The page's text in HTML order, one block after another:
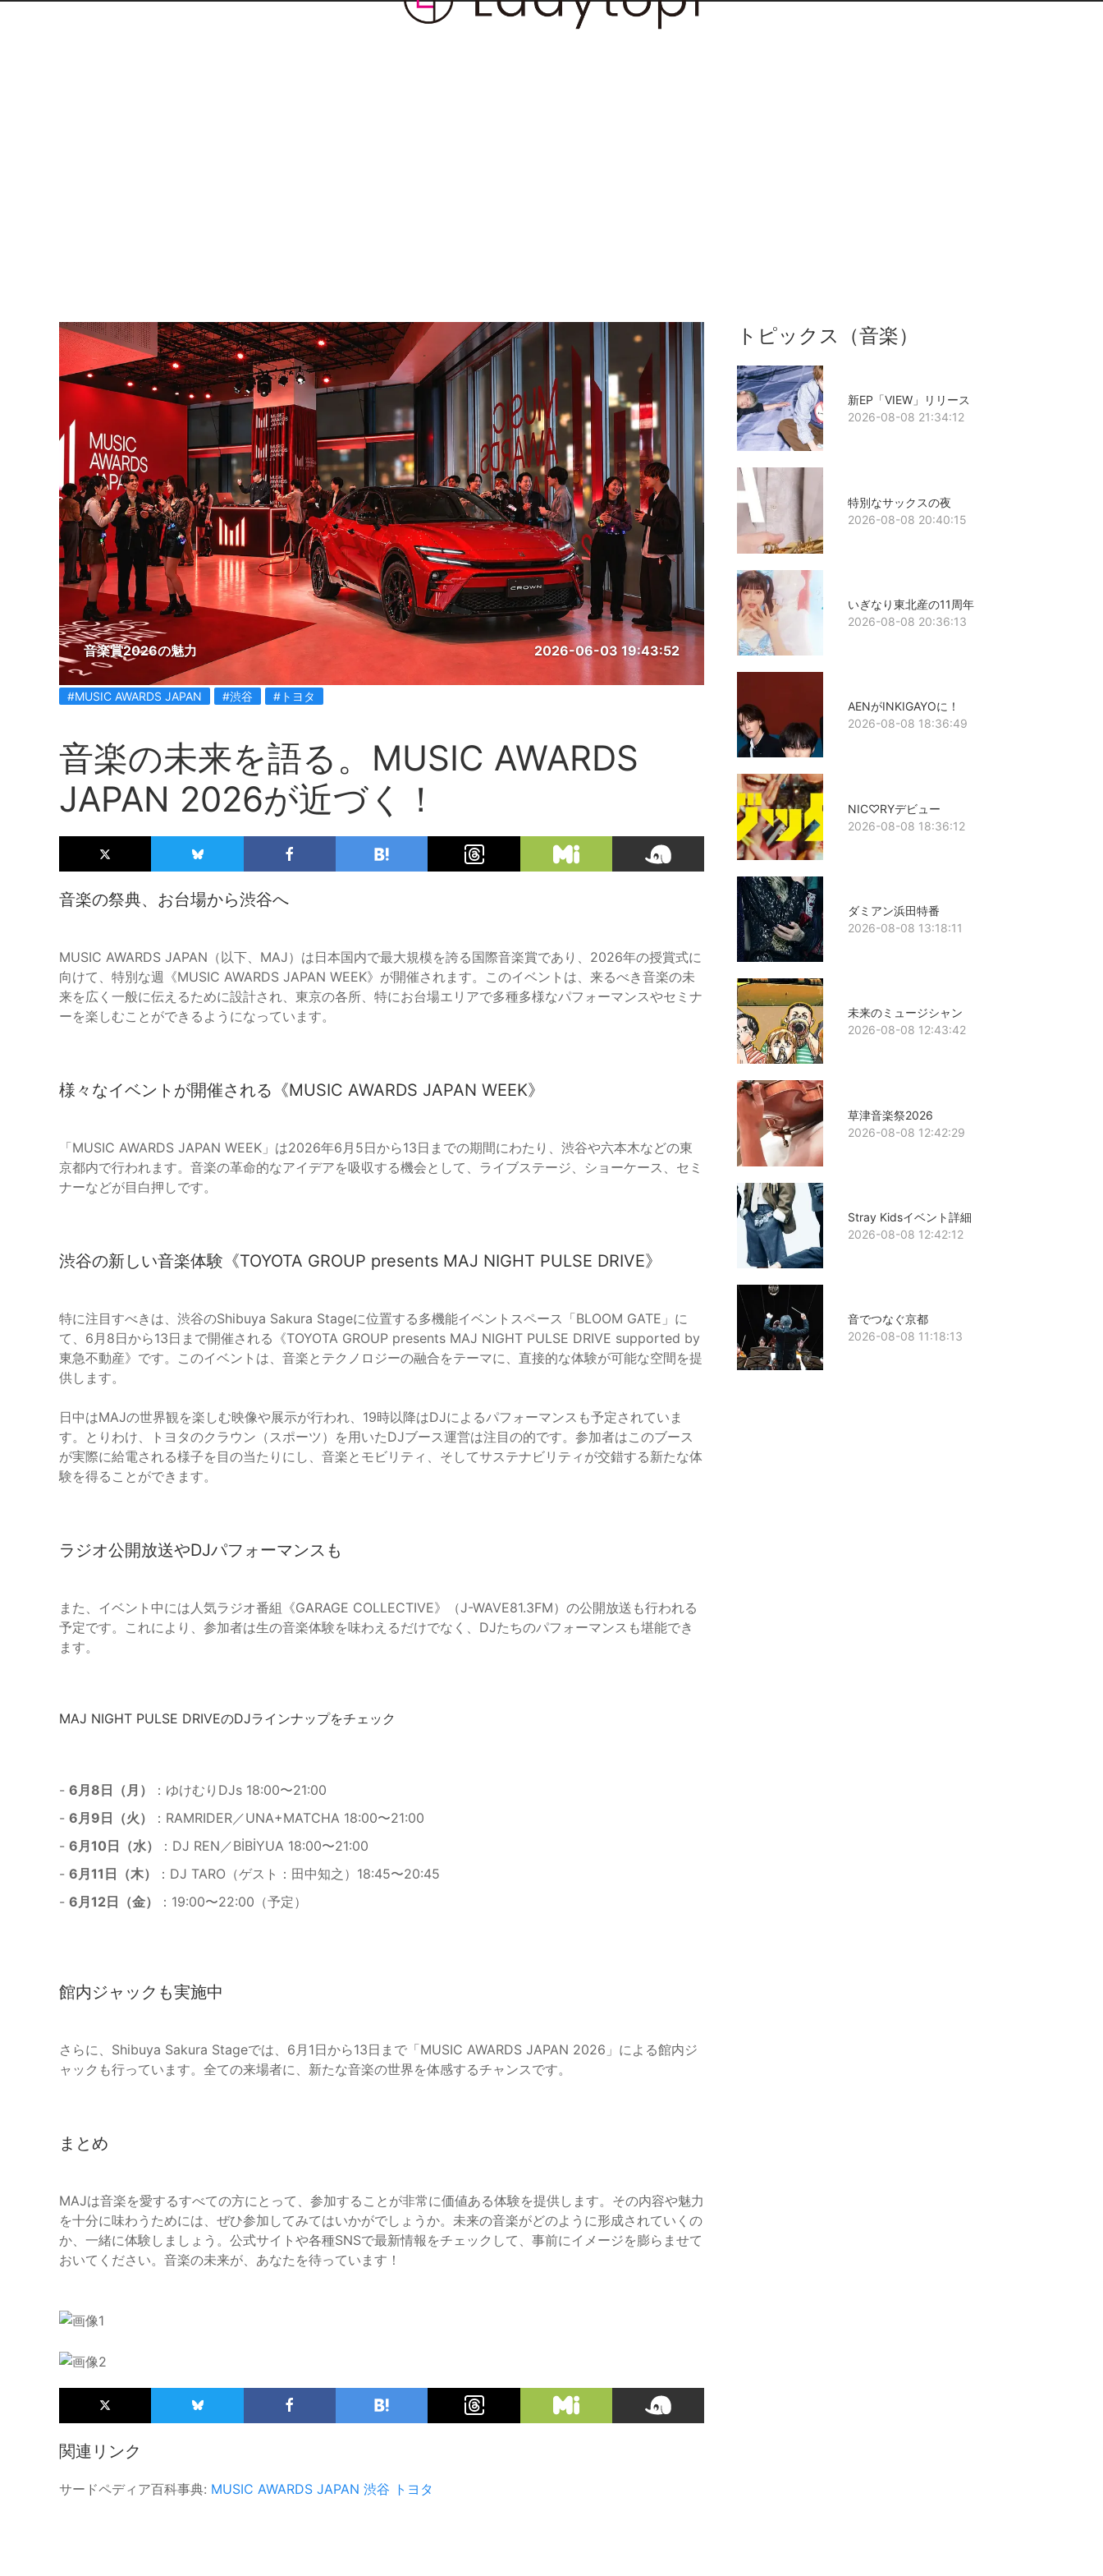
音楽賞2026の魅力 2026-06-03 19:43:52
#MUSIC AWARDS JAPAN #渋谷 #トヨタ
音楽の未来を語る。MUSIC AWARDS
JAPAN 2026が近づく！
音楽の祭典、お台場から渋谷へ
MUSIC AWARDS JAPAN（以下、MAJ）は日本国内で最大規模を誇る国際音楽賞であり、2026年の授賞式に
向けて、特別な週《MUSIC AWARDS JAPAN WEEK》が開催されます。このイベントは、来るべき音楽の未
来を広く一般に伝えるために設計され、東京の各所、特にお台場エリアで多種多様なパフォーマンスやセミナ
ーを楽しむことができるようになっています。
様々なイベントが開催される《MUSIC AWARDS JAPAN WEEK》
「MUSIC AWARDS JAPAN WEEK」は2026年6月5日から13日までの期間にわたり、渋谷や六本木などの東
京都内で行われます。音楽の革命的なアイデアを吸収する機会として、ライブステージ、ショーケース、セミ
ナーなどが目白押しです。
渋谷の新しい音楽体験《TOYOTA GROUP presents MAJ NIGHT PULSE DRIVE》
特に注目すべきは、渋谷のShibuya Sakura Stageに位置する多機能イベントスペース「BLOOM GATE」に
て、6月8日から13日まで開催される《TOYOTA GROUP presents MAJ NIGHT PULSE DRIVE supported by
東急不動産》です。このイベントは、音楽とテクノロジーの融合をテーマに、直接的な体験が可能な空間を提
供します。
日中はMAJの世界観を楽しむ映像や展示が行われ、19時以降はDJによるパフォーマンスも予定されていま
す。とりわけ、トヨタのクラウン（スポーツ）を用いたDJブース運営は注目の的です。参加者はこのブース
が実際に給電される様子を目の当たりにし、音楽とモビリティ、そしてサステナビリティが交錯する新たな体
験を得ることができます。
ラジオ公開放送やDJパフォーマンスも
また、イベント中には人気ラジオ番組《GARAGE COLLECTIVE》（J-WAVE81.3FM）の公開放送も行われる
予定です。これにより、参加者は生の音楽体験を味わえるだけでなく、DJたちのパフォーマンスも堪能でき
ます。
MAJ NIGHT PULSE DRIVEのDJラインナップをチェック
- 6月8日（月）
：ゆけむりDJs 18:00〜21:00
- 6月9日（火）
：RAMRIDER／UNA+MATCHA 18:00〜21:00
- 6月10日（水）
：DJ REN／BİBİYUA 18:00〜21:00
- 6月11日（木）
：DJ TARO（ゲスト：田中知之）18:45〜20:45
- 6月12日（金） ：19:00〜22:00（予定）
館内ジャックも実施中
さらに、Shibuya Sakura Stageでは、6月1日から13日まで「MUSIC AWARDS JAPAN 2026」による館内ジ
ャックも行っています。全ての来場者に、新たな音楽の世界を体感するチャンスです。
まとめ
MAJは音楽を愛するすべての方にとって、参加することが非常に価値ある体験を提供します。その内容や魅力
を十分に味わうためには、ぜひ参加してみてはいかがでしょうか。未来の音楽がどのように形成されていくの
か、一緒に体験しましょう。公式サイトや各種SNSで最新情報をチェックして、事前にイメージを膨らませて
おいてください。音楽の未来が、あなたを待っています！
関連リンク
サードペディア百科事典: MUSIC AWARDS JAPAN 渋谷 トヨタ
トピックス（音楽）
新EP「VIEW」リリース
2026-08-08 21:34:12
特別なサックスの夜
2026-08-08 20:40:15
いぎなり東北産の11周年
2026-08-08 20:36:13
AENがINKIGAYOに！
2026-08-08 18:36:49
NIC♡RYデビュー
2026-08-08 18:36:12
ダミアン浜田特番
2026-08-08 13:18:11
未来のミュージシャン
2026-08-08 12:43:42
草津音楽祭2026
2026-08-08 12:42:29
Stray Kidsイベント詳細
2026-08-08 12:42:12
音でつなぐ京都
2026-08-08 11:18:13